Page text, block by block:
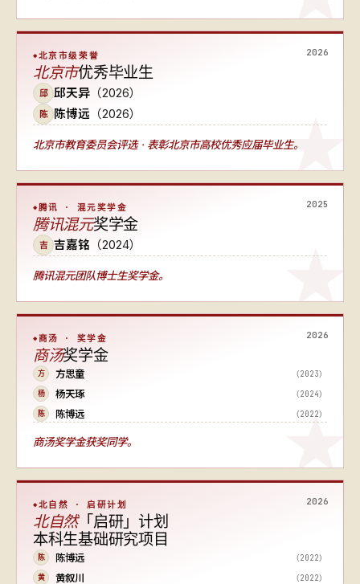
2026
北京市级荣誉
北京市优秀毕业生
邱 邱天异 （2026）
陈 陈博远 （2026）
北京市教育委员会评选 · 表彰北京市高校优秀应届毕业生。
2025
腾讯 · 混元奖学金
腾讯混元奖学金
吉 吉嘉铭 （2024）
腾讯混元团队博士生奖学金。
2026
商汤 · 奖学金
商汤奖学金
方 方思童 （2023）
杨 杨天琢 （2024）
陈 陈博远 （2022）
商汤奖学金获奖同学。
2026
北自然 · 启研计划
北自然「启研」计划
本科生基础研究项目
陈 陈博远 （2022）
黄 黄叙川 （2022）